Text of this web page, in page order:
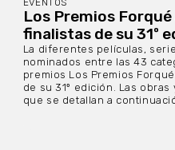
EVENTOS
Los Premios
finalistas de su 31º
La diferentes películas,
nominados entre las 43
premios Los Premios
de su 31º edición. Las
que se detallan a